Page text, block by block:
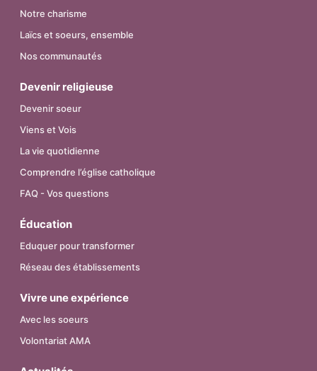
Notre charisme
Laïcs et soeurs, ensemble
Nos communautés
Devenir religieuse
Devenir soeur
Viens et Vois
La vie quotidienne
Comprendre l’église catholique
FAQ - Vos questions
Éducation
Eduquer pour transformer
Réseau des établissements
Vivre une expérience
Avec les soeurs
Volontariat AMA